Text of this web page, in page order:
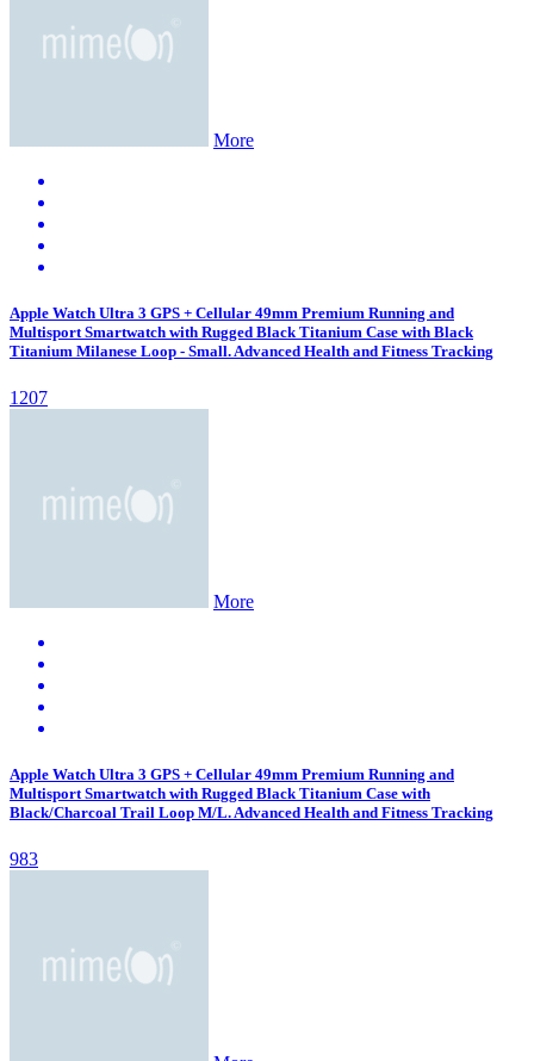
More
Apple Watch Ultra 3 GPS + Cellular 49mm Premium Running and
Multisport Smartwatch with Rugged Black Titanium Case with Black
Titanium Milanese Loop - Small. Advanced Health and Fitness Tracking
1207
More
Apple Watch Ultra 3 GPS + Cellular 49mm Premium Running and
Multisport Smartwatch with Rugged Black Titanium Case with
Black/Charcoal Trail Loop M/L. Advanced Health and Fitness Tracking
983